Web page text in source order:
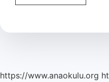
Türk
Ne
https://www.anaokulu.org